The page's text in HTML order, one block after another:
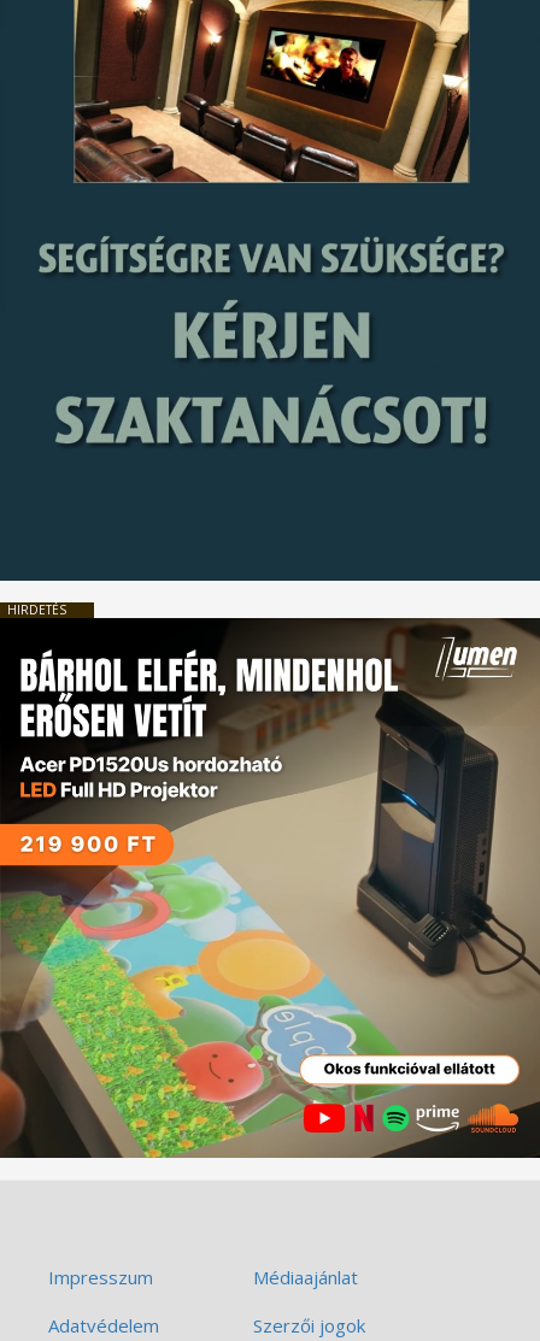
HIRDETÉS
Impresszum
Médiaajánlat
Adatvédelem
Szerzői jogok